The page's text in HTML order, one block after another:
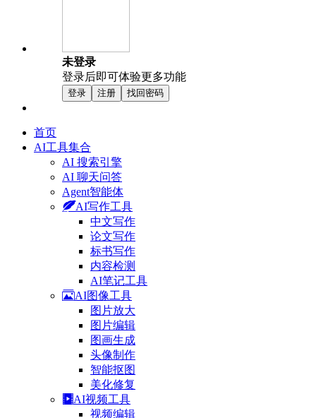
未登录
登录后即可体验更多功能
登录 注册 找回密码
首页
AI工具集合
AI 搜索引擎
AI 聊天问答
Agent智能体
AI写作工具
中文写作
论文写作
标书写作
内容检测
AI笔记工具
AI图像工具
图片放大
图片编辑
图画生成
头像制作
智能抠图
美化修复
AI视频工具
视频编辑